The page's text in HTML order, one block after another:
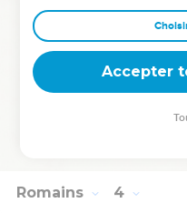
non-Juifs,
puisqu'il y a un seul
sur la base de la foi et qui
justes au moyen de la foi.
Cela signifie-t-il donc
Romains 4
Accepter